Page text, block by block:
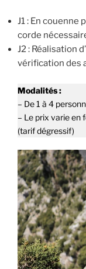
J1 : En
corde
J2 : Réalisation
vérification des
Modalités :
– De 1 à 4
– Le prix varie en
(tarif dégressif)